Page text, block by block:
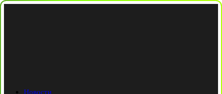
Новости